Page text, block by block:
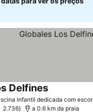
infantil dedicada com
Delfines
2.736 a 0.6 km da praia